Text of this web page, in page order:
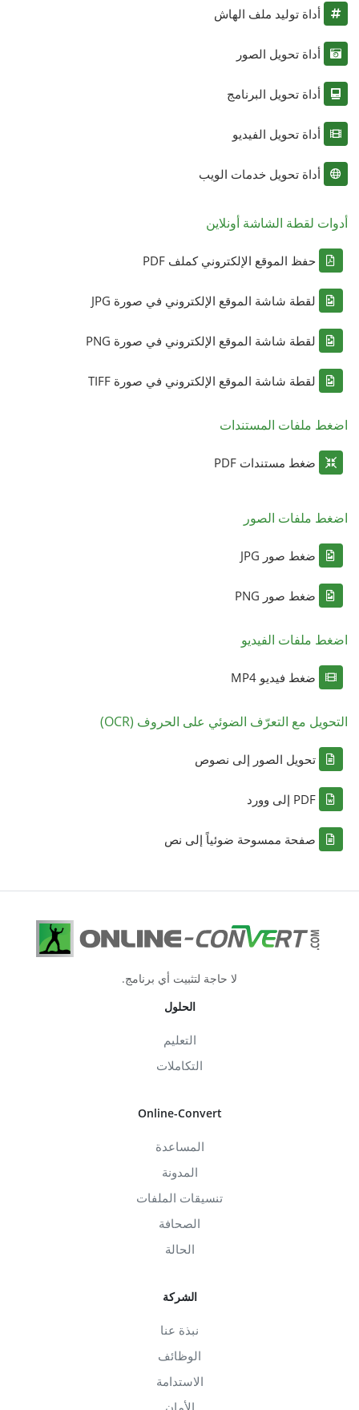
أداة توليد ملف الهاش
أداة تحويل الصور
أداة تحويل البرنامج
أداة تحويل الفيديو
أداة تحويل خدمات الويب
أدوات لقطة الشاشة أونلاين
حفظ الموقع الإلكتروني كملف PDF
لقطة شاشة الموقع الإلكتروني في صورة JPG
لقطة شاشة الموقع الإلكتروني في صورة PNG
لقطة شاشة الموقع الإلكتروني في صورة TIFF
اضغط ملفات المستندات
ضغط مستندات PDF
اضغط ملفات الصور
ضغط صور JPG
ضغط صور PNG
اضغط ملفات الفيديو
ضغط فيديو MP4
التحويل مع التعرّف الضوئي على الحروف (OCR)
تحويل الصور إلى نصوص
PDF إلى وورد
صفحة ممسوحة ضوئياً إلى نص
لا حاجة لتثبيت أي برنامج.
الحلول
التعليم
التكاملات
Online-Convert
المساعدة
المدونة
تنسيقات الملفات
الصحافة
الحالة
الشركة
نبذة عنا
الوظائف
الاستدامة